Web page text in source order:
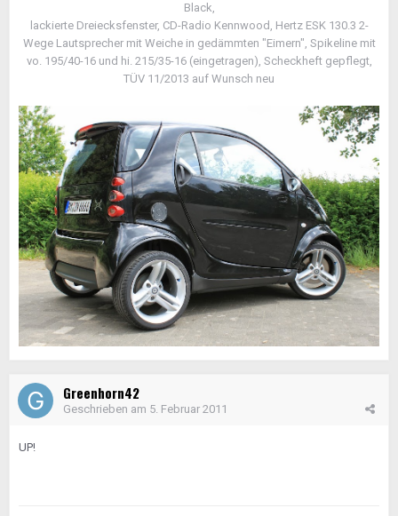
Black,
lackierte Dreiecksfenster, CD-Radio Kennwood, Hertz ESK 130.3 2-
Wege Lautsprecher mit Weiche in gedämmten "Eimern", Spikeline mit
vo. 195/40-16 und hi. 215/35-16 (eingetragen), Scheckheft gepflegt,
TÜV 11/2013 auf Wunsch neu
Greenhorn42
Geschrieben am 5. Februar 2011
UP!